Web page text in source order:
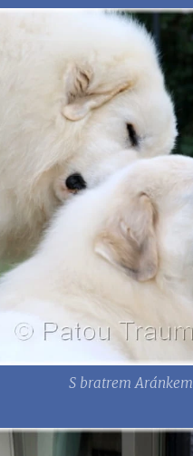
S bratrem Aránkem